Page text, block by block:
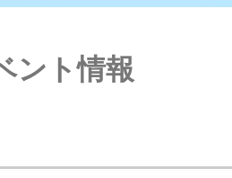
ント情報